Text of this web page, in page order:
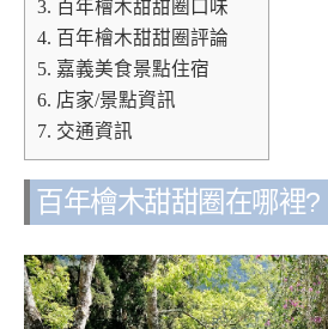
3. 百年檜木甜甜圈口味
4. 百年檜木甜甜圈評論
5. 嘉義美食景點住宿
6. 店家/景點資訊
7. 交通資訊
百年檜木甜甜圈在哪裡?